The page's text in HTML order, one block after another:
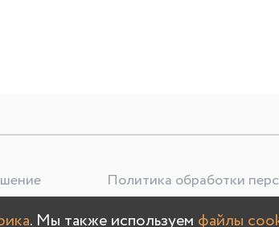
Политика обработки
. Мы также используем файлы